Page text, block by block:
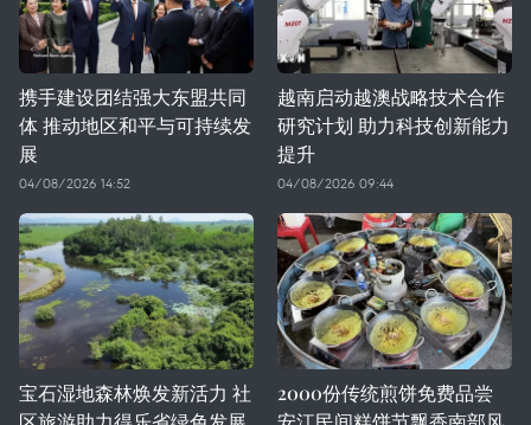
携手建设团结强大东盟共同
体 推动地区和平与可持续发
展
04/08/2026 14:52
越南启动越澳战略技术合作
研究计划 助力科技创新能力
提升
04/08/2026 09:44
宝石湿地森林焕发新活力 社
2000份传统煎饼免费品尝